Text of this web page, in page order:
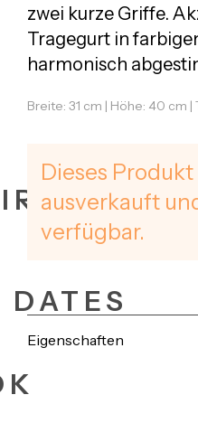
DATES
zwei kurze Griffe.
Tragegurt in
harmonisch
Breite: 31 cm | Höhe: 40 cm |
Dieses
ausverkauft
verfügbar.
Eigenschaften